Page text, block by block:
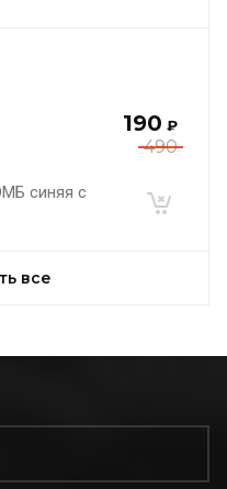
490
190 ₽
синяя с
все